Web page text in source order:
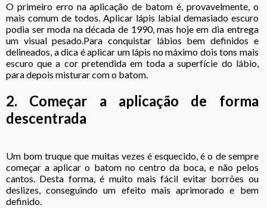
O primeiro erro na aplicação de batom é, provavelmente, o
mais comum de todos. Aplicar lápis labial demasiado escuro
podia ser moda na década de 1990, mas hoje em dia entrega
um visual pesado.Para conquistar lábios bem definidos e
delineados, a dica é aplicar um lápis no máximo dois tons mais
escuro que a cor pretendida em toda a superfície do lábio,
para depois misturar com o batom.
2. Começar a aplicação de forma
descentrada
Um bom truque que muitas vezes é esquecido, é o de sempre
começar a aplicar o batom no centro da boca, e não pelos
cantos. Desta forma, é muito mais fácil evitar borrões ou
deslizes, conseguindo um efeito mais aprimorado e bem
definido.